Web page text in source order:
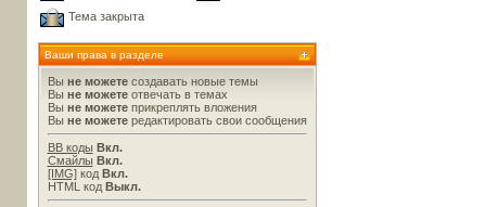
Тема закрыта
Ваши права в разделе
Вы не можетесоздавать новые темы
Вы не можетеотвечать в темах
Вы не можетеприкреплять вложения
Вы не можетередактировать свои сообщения
BB коды Вкл.
Смайлы Вкл.
[IMG]код Вкл.
HTML код Выкл.